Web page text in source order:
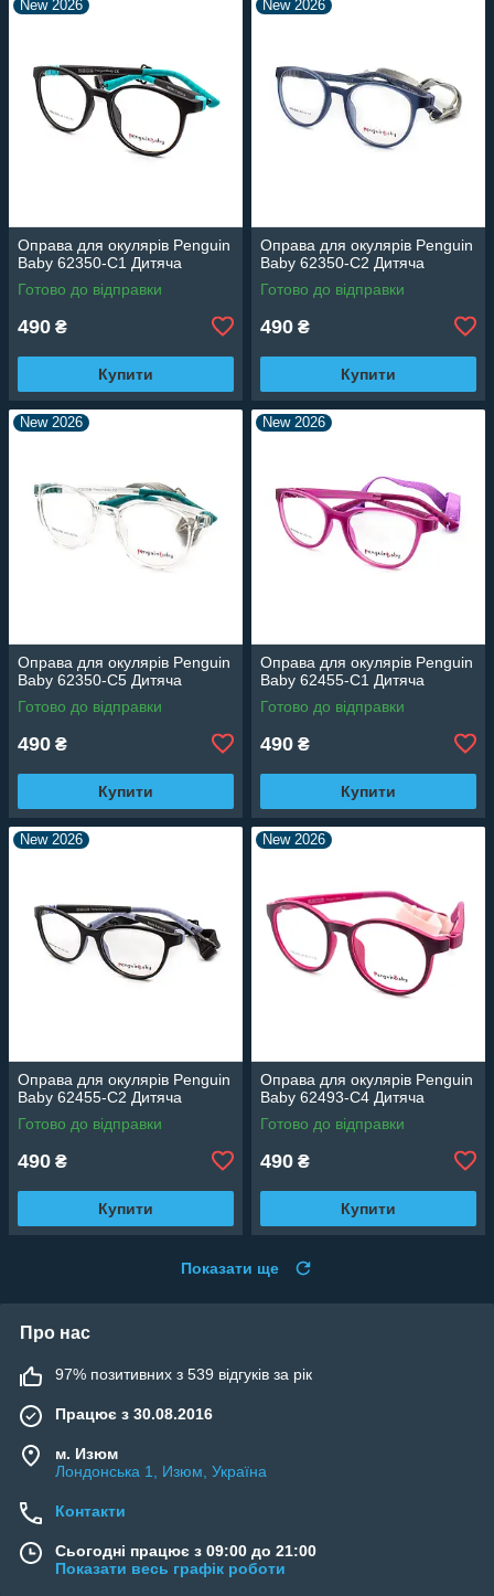
New 2026
Оправа для окулярів Penguin
Baby 62350-C1 Дитяча
Готово до відправки
490 ₴
Купити
New 2026
Оправа для окулярів Penguin
Baby 62350-C2 Дитяча
Готово до відправки
490 ₴
Купити
New 2026
Оправа для окулярів Penguin
Baby 62350-C5 Дитяча
Готово до відправки
490 ₴
Купити
New 2026
Оправа для окулярів Penguin
Baby 62455-C1 Дитяча
Готово до відправки
490 ₴
Купити
New 2026
Оправа для окулярів Penguin
Baby 62455-C2 Дитяча
Готово до відправки
490 ₴
Купити
New 2026
Оправа для окулярів Penguin
Baby 62493-C4 Дитяча
Готово до відправки
490 ₴
Купити
Показати ще
Про нас
97% позитивних з 539 відгуків за рік
Працює з 30.08.2016
м. Изюм
Лондонська 1, Изюм, Україна
Контакти
Сьогодні працює з 09:00 до 21:00
Показати весь графік роботи